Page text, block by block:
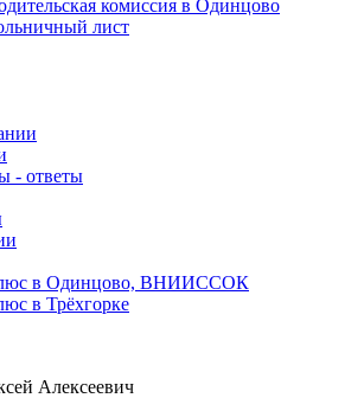
комиссия в Одинцово
лист
- ответы
в Одинцово, ВНИИССОК
в Трёхгорке
Алексеевич